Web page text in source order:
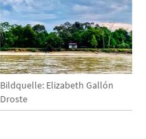
Bildquelle: Elizabeth Gallón
Droste